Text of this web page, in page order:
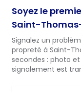
Soyez le
Saint-
Signalez un
propreté à Saint-
secondes : photo
signalement est